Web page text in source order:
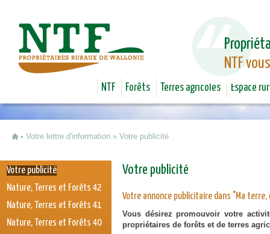
NTF
NTF Forêts Terres agricoles Espace
Votre lettre d'information » Votre publicité
Votre publicité
Votre annonce publicitaire dans "Ma terre,
Vous désirez promouvoir votre
propriétaires de forêts et de terres
Votre publicité
Nature, Terres et Forêts 42
Nature, Terres et Forêts 41
Nature, Terres et Forêts 40